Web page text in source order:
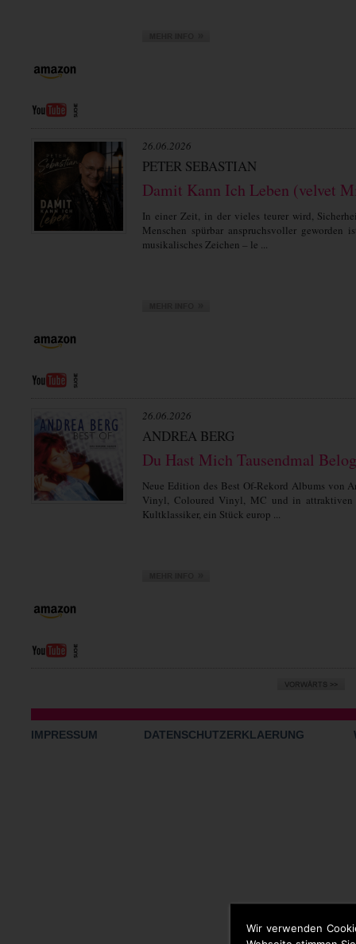
Wir verwenden
26.06.2026
PETER SEBASTIAN
Damit Kann Ich Leben (velvet
In einer Zeit, in der vieles teurer wird,
Menschen spürbar anspruchsvoller geworden
musikalisches Zeichen – le ...
26.06.2026
ANDREA BERG
Du Hast Mich Tausendmal
Neue Edition des Best Of-Rekord Albums von
Vinyl, Coloured Vinyl, MC und in attraktiven
Kultklassiker, ein Stück europ ...
IMPRESSUM DATENSCHUTZERKLAERUNG